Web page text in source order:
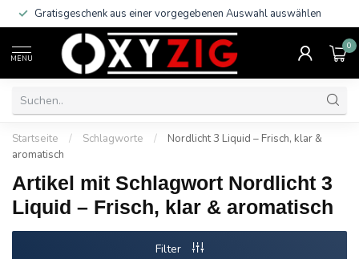
Gratisgeschenk aus einer vorgegebenen Auswahl auswählen
MENU
0
Startseite / Schlagworte /
Nordlicht 3 Liquid – Frisch, klar &
aromatisch
Artikel mit Schlagwort Nordlicht 3
Liquid – Frisch, klar & aromatisch
Filter